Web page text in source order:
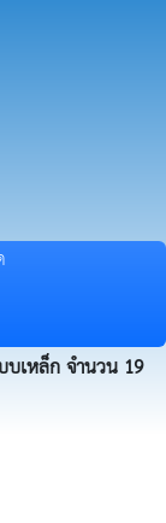
บเหล็ก จำนวน 19